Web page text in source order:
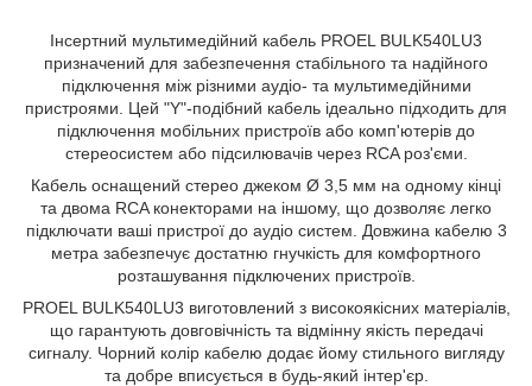
Інсертний мультимедійний кабель PROEL BULK540LU3
призначений для забезпечення стабільного та надійного
підключення між різними аудіо- та мультимедійними
пристроями. Цей "Y"-подібний кабель ідеально підходить для
підключення мобільних пристроїв або комп'ютерів до
стереосистем або підсилювачів через RCA роз'єми.
Кабель оснащений стерео джеком Ø 3,5 мм на одному кінці
та двома RCA конекторами на іншому, що дозволяє легко
підключати ваші пристрої до аудіо систем. Довжина кабелю 3
метра забезпечує достатню гнучкість для комфортного
розташування підключених пристроїв.
PROEL BULK540LU3 виготовлений з високоякісних матеріалів,
що гарантують довговічність та відмінну якість передачі
сигналу. Чорний колір кабелю додає йому стильного вигляду
та добре вписується в будь-який інтер'єр.